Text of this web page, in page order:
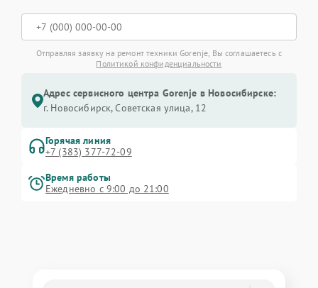
Отправляя заявку на ремонт техники Gorenje, Вы соглашаетесь с
Политикой конфиденциальности
Адрес сервисного центра Gorenje в Новосибирске:
г. Новосибирск, Советская улица, 12
Горячая линия
+7 (383) 377-72-09
Время работы
Ежедневно с 9:00 до 21:00